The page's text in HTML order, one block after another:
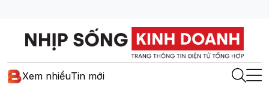
Xem nhiềuTin mới